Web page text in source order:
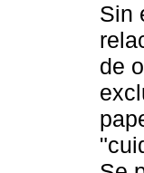
Sin
de